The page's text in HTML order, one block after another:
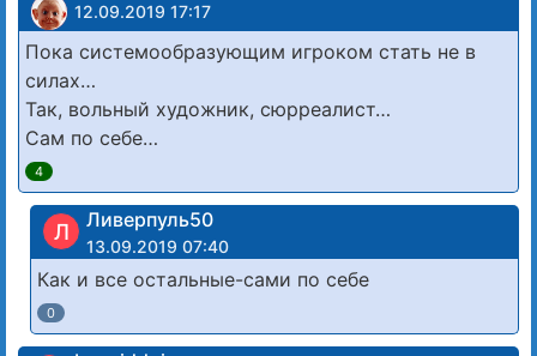
12.09.2019 17:17
Пока системообразующим игроком стать не в
силах…
Так, вольный художник, сюрреалист…
Сам по себе…
4
Л Ливерпуль50
13.09.2019 07:40
Как и все остальные-сами по себе
0